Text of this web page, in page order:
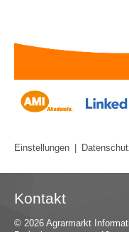
Einstellungen
Kontakt
© 2026 Agrarmarkt